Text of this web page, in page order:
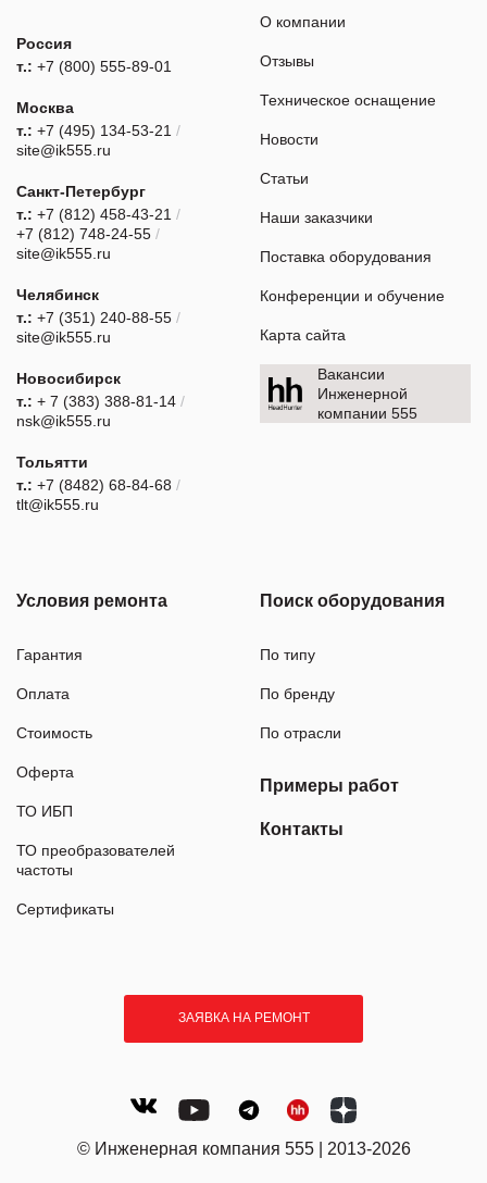
Россия
т.: +7 (800) 555-89-01
Москва
т.: +7 (495) 134-53-21 /
site@ik555.ru
Санкт-Петербург
т.: +7 (812) 458-43-21 /
+7 (812) 748-24-55 /
site@ik555.ru
Челябинск
т.: +7 (351) 240-88-55 /
site@ik555.ru
Новосибирск
т.: + 7 (383) 388-81-14 /
nsk@ik555.ru
Тольятти
т.: +7 (8482) 68-84-68 /
tlt@ik555.ru
О компании
Отзывы
Техническое оснащение
Новости
Статьи
Наши заказчики
Поставка оборудования
Конференции и обучение
Карта сайта
Вакансии
Инженерной
компании 555
Условия ремонта
Гарантия
Оплата
Стоимость
Оферта
ТО ИБП
ТО преобразователей
частоты
Сертификаты
Поиск оборудования
По типу
По бренду
По отрасли
Примеры работ
Контакты
ЗАЯВКА НА РЕМОНТ
© Инженерная компания 555 | 2013-2026